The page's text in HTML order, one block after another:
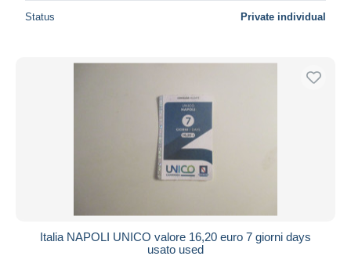
Status Private individual
Italia NAPOLI UNICO valore 16,20 euro 7 giorni days
usato used